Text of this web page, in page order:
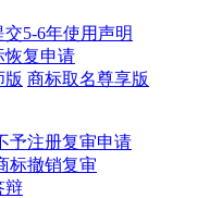
5-6年使用声明
恢复申请
版 商标取名尊享版
予注册复审申请
标撤销复审
辩